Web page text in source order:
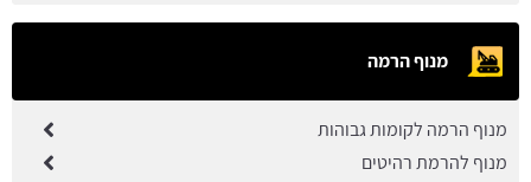
מנוף הרמה
מנוף הרמה לקומות גבוהות
מנוף להרמת רהיטים